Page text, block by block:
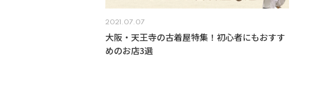
2021.07.07
大阪・天王寺の古着屋特集！初心者にもおすす
めのお店3選